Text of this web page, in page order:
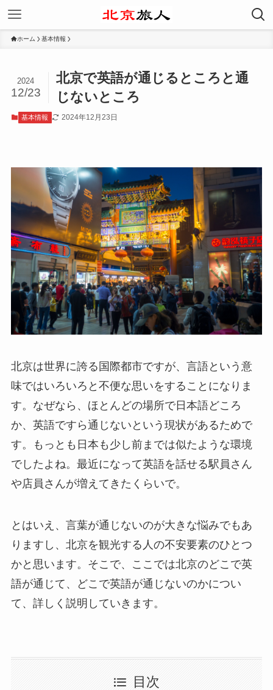
ホーム 基本情報
北京で英語が通じるところと通
じないところ
2024
12/23
基本情報 2024年12月23日
北京は世界に誇る国際都市ですが、言語という意
味ではいろいろと不便な思いをすることになりま
す。なぜなら、ほとんどの場所で日本語どころ
か、英語ですら通じないという現状があるためで
す。もっとも日本も少し前までは似たような環境
でしたよね。最近になって英語を話せる駅員さん
や店員さんが増えてきたくらいで。
とはいえ、言葉が通じないのが大きな悩みでもあ
りますし、北京を観光する人の不安要素のひとつ
かと思います。そこで、ここでは北京のどこで英
語が通じて、どこで英語が通じないのかについ
て、詳しく説明していきます。
目次